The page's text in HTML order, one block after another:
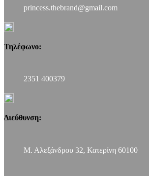
princess.thebrand@gmail.com
Τηλέφωνο:
2351 400379
Διεύθυνση:
Μ. Αλεξάνδρου 32, Κατερίνη 60100